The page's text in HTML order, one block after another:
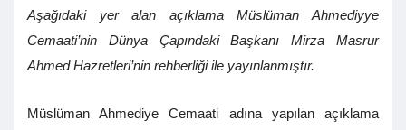
Aşağıdaki yer alan açıklama Müslüman Ahmediyye
Cemaati’nin Dünya Çapındaki Başkanı Mirza Masrur
Ahmed Hazretleri’nin rehberliği ile yayınlanmıştır.
Müslüman Ahmediye Cemaati adına yapılan açıklama